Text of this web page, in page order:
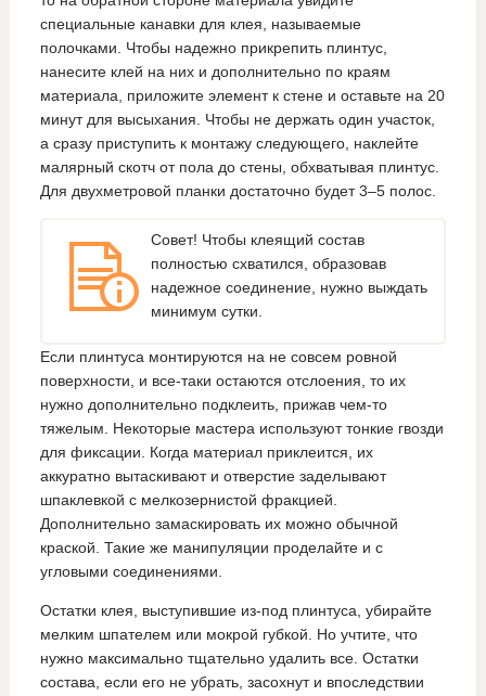
специальные канавки для клея, называемые
полочками. Чтобы надежно прикрепить плинтус,
нанесите клей на них и дополнительно по краям
материала, приложите элемент к стене и оставьте на 20
минут для высыхания. Чтобы не держать один участок,
а сразу приступить к монтажу следующего, наклейте
малярный скотч от пола до стены, обхватывая плинтус.
Для двухметровой планки достаточно будет 3–5 полос.
Совет! Чтобы клеящий состав
полностью схватился, образовав
надежное соединение, нужно выждать
минимум сутки.
Если плинтуса монтируются на не совсем ровной
поверхности, и все-таки остаются отслоения, то их
нужно дополнительно подклеить, прижав чем-то
тяжелым. Некоторые мастера используют тонкие гвозди
для фиксации. Когда материал приклеится, их
аккуратно вытаскивают и отверстие заделывают
шпаклевкой с мелкозернистой фракцией.
Дополнительно замаскировать их можно обычной
краской. Такие же манипуляции проделайте и с
угловыми соединениями.
Остатки клея, выступившие из-под плинтуса, убирайте
мелким шпателем или мокрой губкой. Но учтите, что
нужно максимально тщательно удалить все. Остатки
состава, если его не убрать, засохнут и впоследствии